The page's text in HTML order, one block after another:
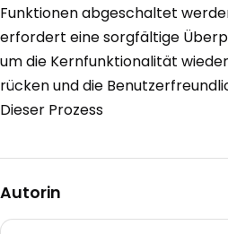
Funktionen abgeschaltet
erfordert eine sorgfältige
um die Kernfunktionalität
rücken und die
Dieser Prozess
Autorin